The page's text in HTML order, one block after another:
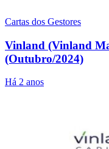
Cartas dos Gestores
Vinland (Vinland
(Outubro/2024)
Há 2 anos